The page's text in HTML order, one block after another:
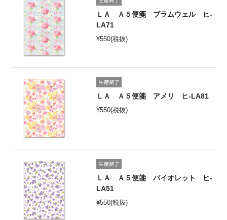
ＬＡ Ａ５便箋 ブラムウェル ヒ-
LA71
¥550(税抜)
ＬＡ Ａ５便箋 アメリ ヒ-LA81
¥550(税抜)
ＬＡ Ａ５便箋 バイオレット ヒ-
LA51
¥550(税抜)